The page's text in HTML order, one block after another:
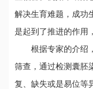
解决生育难题，成功
是起到了推进的作用
根据专家的介绍，
筛查，通过检测囊胚
复、缺失或是易位等